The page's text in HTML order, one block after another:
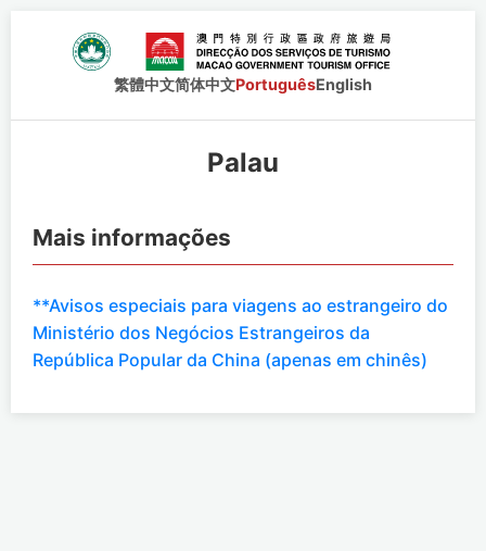
繁體中文简体中文PortuguêsEnglish
Palau
Mais informações
**Avisos especiais para viagens ao estrangeiro do
Ministério dos Negócios Estrangeiros da
República Popular da China (apenas em chinês)